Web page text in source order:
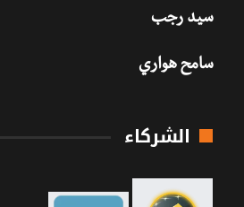
سيد رجب
سامح هواري
الشركاء